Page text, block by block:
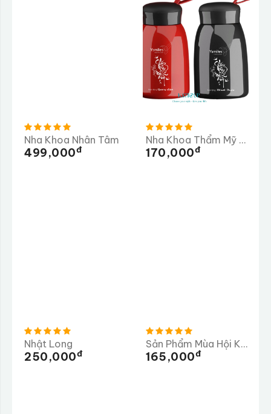
Nha Khoa Nhân Tâm
499,000Đ
Nha Khoa Thẩm Mỹ Ysmiles
170,000Đ
Nhật Long
250,000Đ
Sản Phẩm Mùa Hội Khóa
165,000Đ